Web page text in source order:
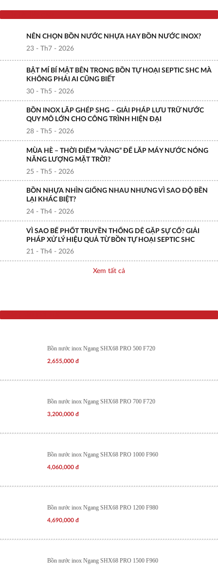
NÊN CHỌN BỒN NƯỚC NHỰA HAY BỒN NƯỚC INOX?
23 - Th7 - 2026
BẬT MÍ BÍ MẬT BÊN TRONG BỒN TỰ HOẠI SEPTIC SHC MÀ
KHÔNG PHẢI AI CŨNG BIẾT
30 - Th5 - 2026
BỒN INOX LẮP GHÉP SHG – GIẢI PHÁP LƯU TRỮ NƯỚC
QUY MÔ LỚN CHO CÔNG TRÌNH HIỆN ĐẠI
28 - Th5 - 2026
MÙA HÈ – THỜI ĐIỂM “VÀNG” ĐỂ LẮP MÁY NƯỚC NÓNG
NĂNG LƯỢNG MẶT TRỜI?
25 - Th5 - 2026
BỒN NHỰA NHÌN GIỐNG NHAU NHƯNG VÌ SAO ĐỘ BỀN
LẠI KHÁC BIỆT?
24 - Th4 - 2026
VÌ SAO BỂ PHỐT TRUYỀN THỐNG DỄ GẶP SỰ CỐ? GIẢI
PHÁP XỬ LÝ HIỆU QUẢ TỪ BỒN TỰ HOẠI SEPTIC SHC
21 - Th4 - 2026
Xem tất cả
Bồn nước inox Ngang SHX68 PRO 500 F720
2,655,000đ
Bồn nước inox Ngang SHX68 PRO 700 F720
3,200,000đ
Bồn nước inox Ngang SHX68 PRO 1000 F960
4,060,000đ
Bồn nước inox Ngang SHX68 PRO 1200 F980
4,690,000đ
Bồn nước inox Ngang SHX68 PRO 1500 F960